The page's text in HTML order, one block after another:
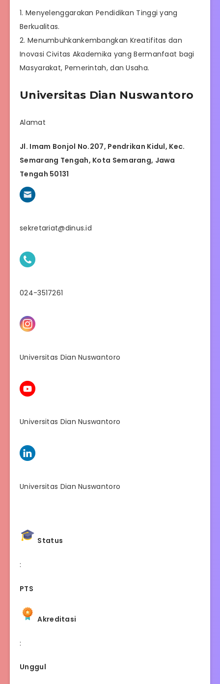
1. Menyelenggarakan Pendidikan Tinggi yang
Berkualitas.
2. Menumbuhkankembangkan Kreatifitas dan
Inovasi Civitas Akademika yang Bermanfaat bagi
Masyarakat, Pemerintah, dan Usaha.
Universitas Dian Nuswantoro
Alamat
Jl. Imam Bonjol No.207, Pendrikan Kidul, Kec.
Semarang Tengah, Kota Semarang, Jawa
Tengah 50131
sekretariat@dinus.id
024-3517261
Universitas Dian Nuswantoro
Universitas Dian Nuswantoro
Universitas Dian Nuswantoro
Status
:
PTS
Akreditasi
:
Unggul